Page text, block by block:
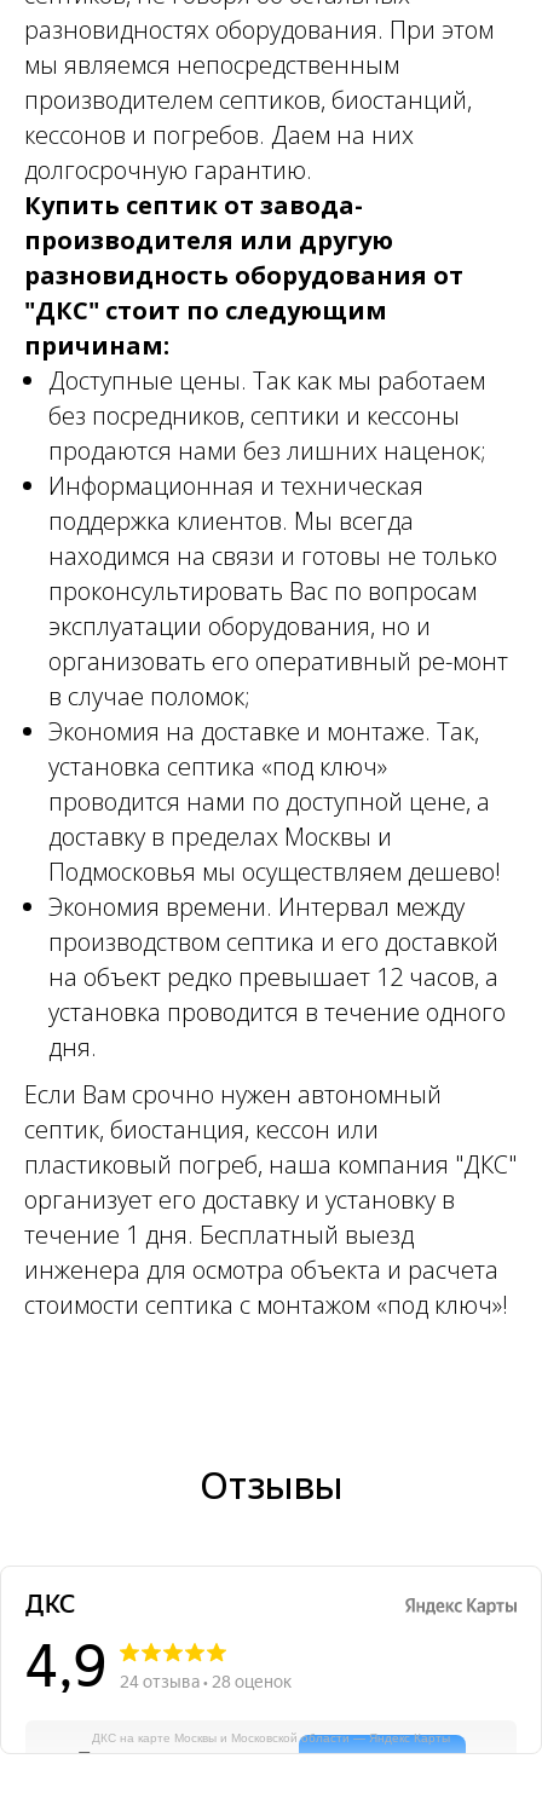
разновидностях оборудования. При этом
мы являемся непосредственным
производителем септиков, биостанций,
кессонов и погребов. Даем на них
долгосрочную гарантию.
Купить септик от завода-
производителя или другую
разновидность оборудования от
"ДКС" стоит по следующим
причинам:
Доступные цены. Так как мы работаем
без посредников, септики и кессоны
продаются нами без лишних наценок;
Информационная и техническая
поддержка клиентов. Мы всегда
находимся на связи и готовы не только
проконсультировать Вас по вопросам
эксплуатации оборудования, но и
организовать его оперативный ре-монт
в случае поломок;
Экономия на доставке и монтаже. Так,
установка септика «под ключ»
проводится нами по доступной цене, а
доставку в пределах Москвы и
Подмосковья мы осуществляем дешево!
Экономия времени. Интервал между
производством септика и его доставкой
на объект редко превышает 12 часов, а
установка проводится в течение одного
дня.
Если Вам срочно нужен автономный
септик, биостанция, кессон или
пластиковый погреб, наша компания "ДКС"
организует его доставку и установку в
течение 1 дня. Бесплатный выезд
инженера для осмотра объекта и расчета
стоимости септика с монтажом «под ключ»!
Отзывы
ДКС на карте Москвы и Московской области — Яндекс Карты